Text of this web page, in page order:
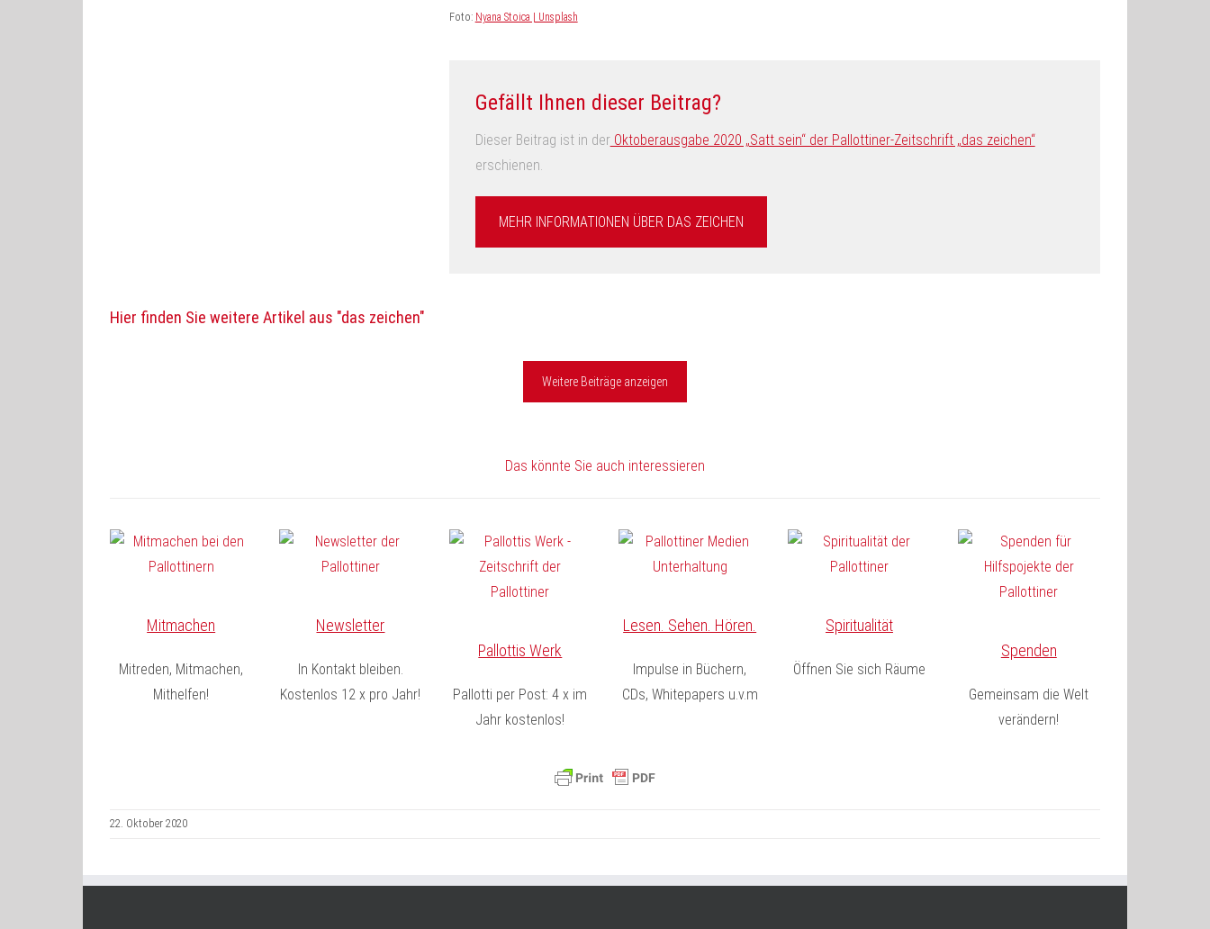
Foto: Nyana Stoica | Unsplash
Gefällt Ihnen dieser Beitrag?
Dieser Beitrag ist in derOktoberausgabe 2020 „Satt sein“ der Pallottiner-Zeitschrift „das zeichen“
erschienen.
MEHR INFORMATIONEN ÜBER DAS ZEICHEN
Hier finden Sie weitere Artikel aus "das zeichen"
Weitere Beiträge anzeigen
Das könnte Sie auch interessieren
Mitmachen
Mitreden, Mitmachen,
Mithelfen!
Newsletter
In Kontakt bleiben.
Kostenlos 12 x pro Jahr!
Pallottis Werk
Pallotti per Post: 4 x im
Jahr kostenlos!
Lesen. Sehen. Hören.
Impulse in Büchern,
CDs, Whitepapers u.v.m
Spiritualität
Öffnen Sie sich Räume
Spenden
Gemeinsam die Welt
verändern!
22. Oktober 2020